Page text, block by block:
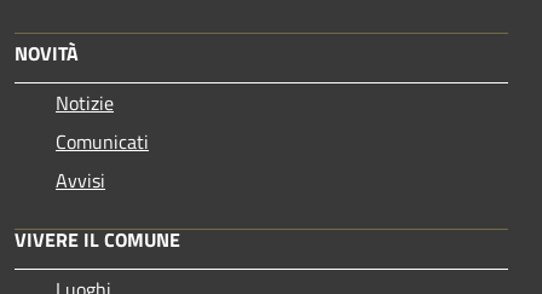
NOVITÀ
Notizie
Comunicati
Avvisi
VIVERE IL COMUNE